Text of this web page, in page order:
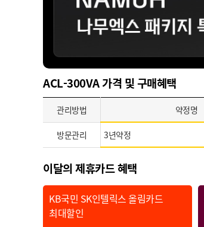
ACL-300VA 가격 및 구매혜택
관리방법 약정명
방문관리 3년약정
이달의 제휴카드 혜택
KB국민 SK인텔릭스 올림카드
최대할인